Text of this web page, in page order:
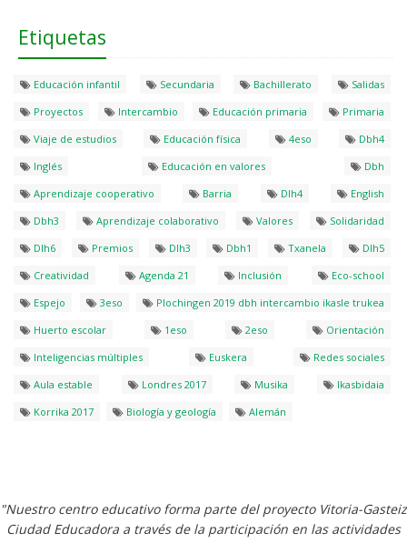
Etiquetas
Educación infantil Secundaria Bachillerato
Salidas
Proyectos
Intercambio Educación primaria
Primaria
Viaje de estudios
Educación física 4eso
Dbh4
Inglés
Educación en valores
Dbh
Aprendizaje cooperativo
Barria Dlh4
English
Dbh3
Aprendizaje colaborativo Valores
Solidaridad
Dlh6
Premios Dlh3 Dbh1 Txanela
Dlh5
Creatividad
Agenda 21 Inclusión
Eco-school
Espejo
3eso
Plochingen 2019 dbh intercambio ikasle trukea
Huerto escolar
1eso 2eso
Orientación
Inteligencias múltiples
Euskera
Redes sociales
Aula estable
Londres 2017 Musika
Ikasbidaia
Korrika 2017
Biología y geología Alemán
"Nuestro centro educativo forma parte del proyecto Vitoria-Gasteiz
Ciudad Educadora a través de la participación en las actividades